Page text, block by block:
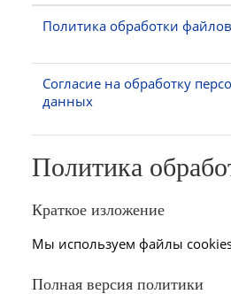
Политика обработки
Согласие на обработку
данных
Политика
Краткое изложение
Мы используем файлы
Полная версия политики